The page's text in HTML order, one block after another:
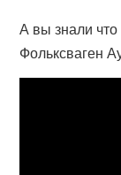
А вы знали что
Фольксваген